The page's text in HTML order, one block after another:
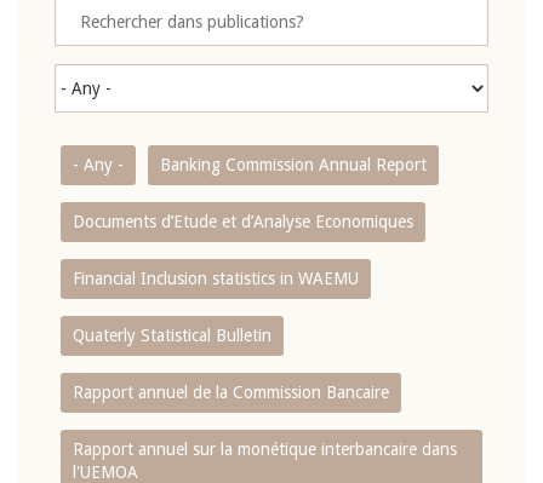
- Any - Banking Commission Annual Report
Documents d’Etude et d’Analyse Economiques
Financial Inclusion statistics in WAEMU
Quaterly Statistical Bulletin
Rapport annuel de la Commission Bancaire
Rapport annuel sur la monétique interbancaire dans
l'UEMOA